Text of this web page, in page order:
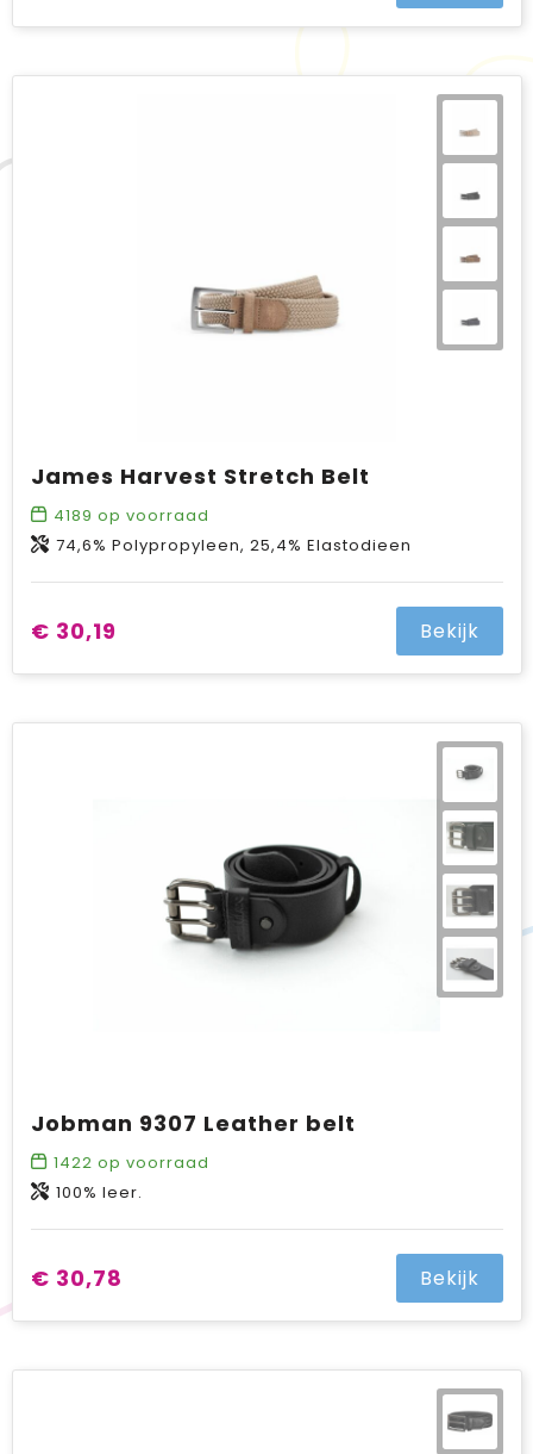
James Harvest Stretch Belt
4189 op voorraad
74,6% Polypropyleen, 25,4% Elastodieen
€ 30,19 Bekijk
Jobman 9307 Leather belt
1422 op voorraad
100% leer.
€ 30,78 Bekijk